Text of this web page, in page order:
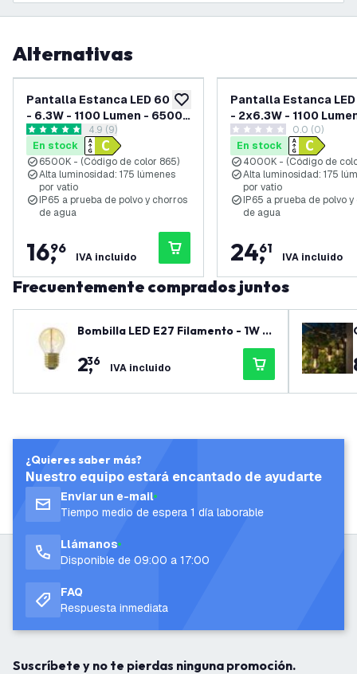
Alternativas
añadir a lista de deseos
Pantalla Estanca LED 60 cm
- 6.3W - 1100 Lumen - 6500K
- Alta Eficiencia - Clase C -
IP65 - con Tubo LED
abrir el panel de reseñas
4.9 estrellas de puntuación
4.9 (9)
En stock
6500K - (Código de color 865)
Alta luminosidad: 175 lúmenes
por vatio
IP65 a prueba de polvo y chorros
de agua
16,
96
IVA incluido
Pantalla Estanca
- 2x6.3W - 1100
4000K - Alta
Clase C - IP65 - con
Tubos LED
0 estrellas de puntuación
0.0 (0)
En stock
4000K - (Código de
Alta luminosidad: 175
por vatio
IP65 a prueba de polvo
de agua
24,
61
IVA incluido
Frecuentemente comprados juntos
Bombilla LED E27 Filamento - 1W -
2,
36 IVA incluido
¿Quieres saber más?
Nuestro equipo estará encantado de ayudarte
Enviar un e-mail
Tiempo medio de espera 1 día laborable
Llámanos
Disponible de 09:00 a 17:00
FAQ
Respuesta inmediata
Suscríbete y no te pierdas ninguna promoción.